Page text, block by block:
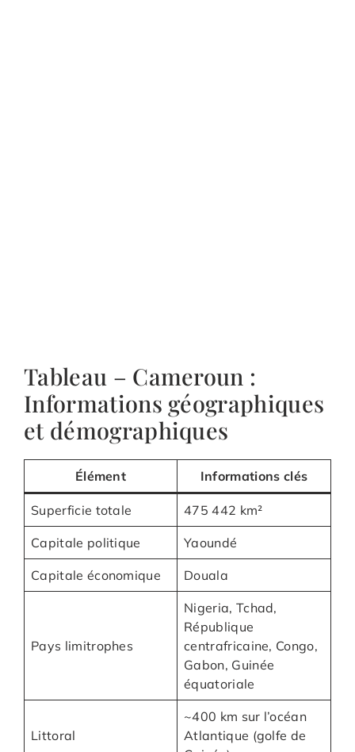
Tableau – Cameroun :
Informations géographiques
et démographiques
Élément Informations clés
Superficie totale 475 442 km²
Capitale politique Yaoundé
Capitale économique Douala
Pays limitrophes
Nigeria, Tchad,
République
centrafricaine, Congo,
Gabon, Guinée
équatoriale
Littoral
~400 km sur l’océan
Atlantique (golfe de